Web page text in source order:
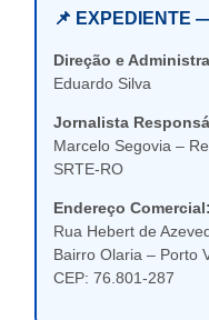
📌 EXPEDIENTE
Direção e
Eduardo Silva
Jornalista
Marcelo Segovia –
SRTE-RO
Endereço Comercial:
Rua Hebert de
Bairro Olaria – Porto
CEP: 76.801-287